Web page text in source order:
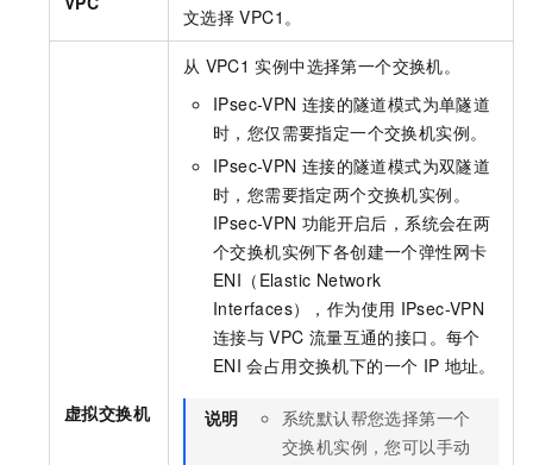
文选择 VPC1。
虚拟交换机
从 VPC1 实例中选择第一个交换机。
IPsec-VPN 连接的隧道模式为单隧道
时，您仅需要指定一个交换机实例。
IPsec-VPN 连接的隧道模式为双隧道
时，您需要指定两个交换机实例。
IPsec-VPN 功能开启后，系统会在两
个交换机实例下各创建一个弹性网卡
ENI（Elastic Network
Interfaces），作为使用 IPsec-VPN
连接与 VPC 流量互通的接口。每个
ENI 会占用交换机下的一个 IP 地址。
说明
系统默认帮您选择第一个
交换机实例，您可以手动